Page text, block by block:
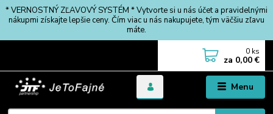
* VERNOSTNÝ ZĽAVOVÝ SYSTÉM * Vytvorte si u nás účet a pravidelnými
nákupmi získajte lepšie ceny. Čím viac u nás nakupujete, tým väčšiu zľavu
máte.
Menu
0 ks
za 0,00 €